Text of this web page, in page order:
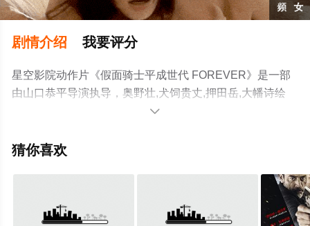
剧情介绍 我要评分
星空影院动作片《假面骑士平成世代 FOREVER》是一部
由山口恭平导演执导，奥野壮,犬饲贵丈,押田岳,大幡诗绘
理,渡边圭祐,赤楚卫二,高田夏帆,武田航平,水上剑星,佐藤健
整版电影大全就上星空影视，更多相关信息可移步至豆瓣

猜你喜欢